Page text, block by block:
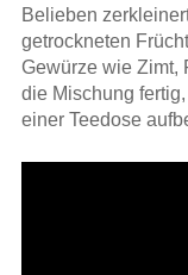
Belieben
getrockneten
Gewürze wie Zimt,
die Mischung
einer Teedose